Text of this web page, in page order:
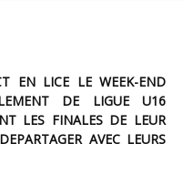
DE LIGUE U16
LES FINALES DE LEUR
AVEC LEURS